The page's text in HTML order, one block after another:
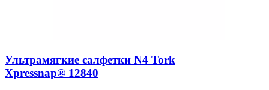
Ультрамягкие салфетки N4 Tork
Xpressnap® 12840